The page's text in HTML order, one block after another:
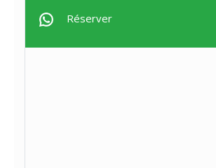
Réserver